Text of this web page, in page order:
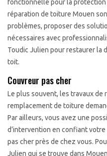
fonctionnelle pour la
réparation de toiture Mouen
problèmes, proposer des
nécessaires avec
Toudic Julien pour restaurer la
toit.
Couvreur pas cher
Le plus souvent, les travaux de
remplacement de toiture
Par ailleurs, vous avez une
d’intervention en confiant
pas cher près de chez vous.
Julien qui se trouve dans